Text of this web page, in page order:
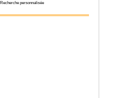
Recherche personnalisée